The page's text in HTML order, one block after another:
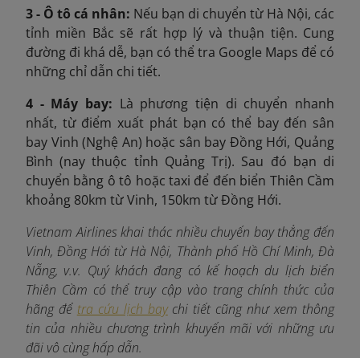
3 - Ô tô cá nhân: Nếu bạn di chuyển từ Hà Nội, các
tỉnh miền Bắc sẽ rất hợp lý và thuận tiện. Cung
đường đi khá dễ, bạn có thể tra Google Maps để có
những chỉ dẫn chi tiết.
4 - Máy bay: Là phương tiện di chuyển nhanh
nhất, từ điểm xuất phát bạn có thể bay đến sân
bay Vinh (Nghệ An) hoặc sân bay Đồng Hới, Quảng
Bình (nay thuộc tỉnh Quảng Trị). Sau đó bạn di
chuyển bằng ô tô hoặc taxi để đến biển Thiên Cầm
khoảng 80km từ Vinh, 150km từ Đồng Hới.
Vietnam Airlines khai thác nhiều chuyến bay thẳng đến
Vinh, Đồng Hới từ Hà Nội, Thành phố Hồ Chí Minh, Đà
Nẵng, v.v. Quý khách đang có kế hoạch du lịch biển
Thiên Cầm có thể truy cập vào trang chính thức của
hãng để tra cứu lịch baychi tiết cũng như xem thông
tin của nhiều chương trình khuyến mãi với những ưu
đãi vô cùng hấp dẫn.